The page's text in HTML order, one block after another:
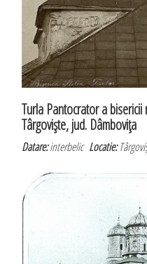
Turla Pantocrator a
Târgovişte, jud. Dâmboviţa
Datare:interbelicLocatie: